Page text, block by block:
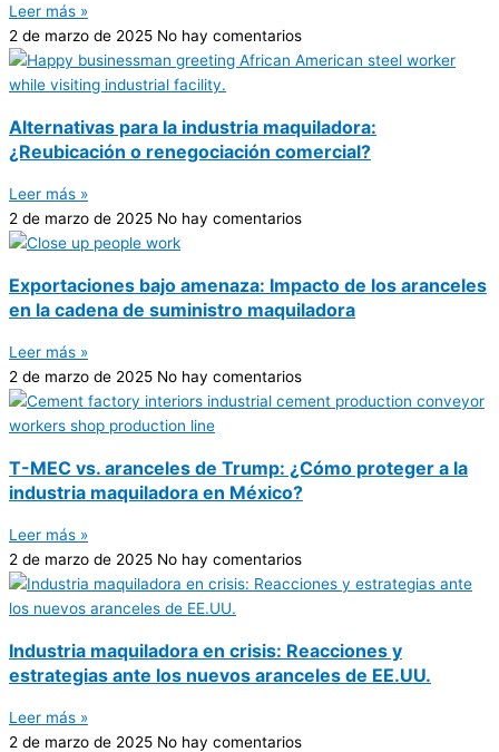
Leer más »
2 de marzo de 2025 No hay comentarios
Alternativas para la industria maquiladora:
¿Reubicación o renegociación comercial?
Leer más »
2 de marzo de 2025 No hay comentarios
Exportaciones bajo amenaza: Impacto de los aranceles
en la cadena de suministro maquiladora
Leer más »
2 de marzo de 2025 No hay comentarios
T-MEC vs. aranceles de Trump: ¿Cómo proteger a la
industria maquiladora en México?
Leer más »
2 de marzo de 2025 No hay comentarios
Industria maquiladora en crisis: Reacciones y
estrategias ante los nuevos aranceles de EE.UU.
Leer más »
2 de marzo de 2025 No hay comentarios